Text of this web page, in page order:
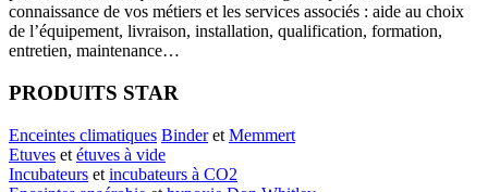
connaissance de vos métiers et les services associés : aide au choix
de l’équipement, livraison, installation, qualification, formation,
entretien, maintenance…
PRODUITS STAR
Enceintes climatiques Binderet Memmert
Etuves et étuves à vide
Incubateurs et incubateurs à CO2